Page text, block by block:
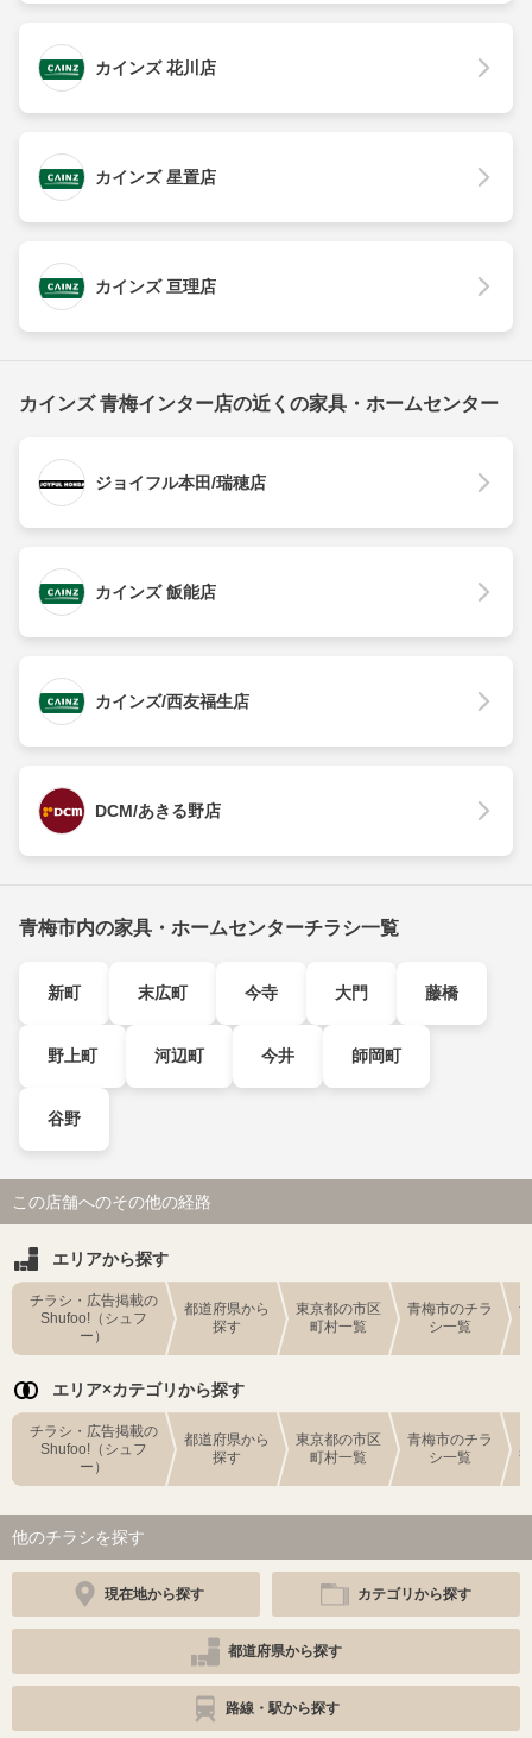
カインズ 花川店
カインズ 星置店
カインズ 亘理店
カインズ 青梅インター店の近くの家具・ホームセンター
ジョイフル本田/瑞穂店
カインズ 飯能店
カインズ/西友福生店
DCM/あきる野店
青梅市内の家具・ホームセンターチラシ一覧
新町 末広町 今寺 大門 藤橋
野上町 河辺町 今井 師岡町
谷野
この店舗へのその他の経路
エリアから探す
チラシ・広告掲載の
Shufoo!（シュフ
ー）
都道府県から
探す
東京都の市区
町村一覧
青梅市のチラ
シ一覧
エリア×カテゴリから探す
チラシ・広告掲載の
Shufoo!（シュフ
ー）
都道府県から
探す
東京都の市区
町村一覧
青梅市のチラ
シ一覧
他のチラシを探す
現在地から探す カテゴリから探す
都道府県から探す
路線・駅から探す